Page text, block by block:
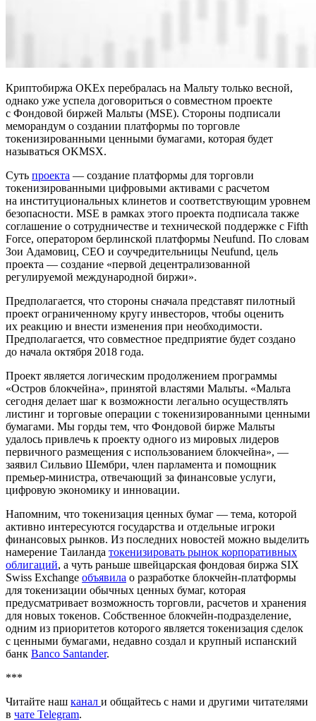
Криптобиржа OKEx перебралась на Мальту только весной,
однако уже успела договориться о совместном проекте
с Фондовой биржей Мальты (MSE). Cтороны подписали
меморандум о создании платформы по торговле
токенизированными ценными бумагами, которая будет
называться OKMSX.
Cуть проекта — создание платформы для торговли
токенизированными цифровыми активами с расчетом
на институциональных клинетов и соответствующим уровнем
безопасности. MSE в рамках этого проекта подписала также
соглашение о сотрудничестве и технической поддержке с Fifth
Force, оператором берлинской платформы Neufund. По словам
Зои Адамовиц, СЕО и соучредительницы Neufund, цель
проекта — создание «первой децентрализованной
регулируемой международной биржи».
Предполагается, что стороны сначала представят пилотный
проект ограниченному кругу инвесторов, чтобы оценить
их реакцию и внести изменения при необходимости.
Предполагается, что совместное предприятие будет создано
до начала октября 2018 года.
Проект является логическим продолжением программы
«Остров блокчейна», принятой властями Мальты. «Мальта
сегодня делает шаг к возможности легально осуществлять
листинг и торговые операции с токенизированными ценными
бумагами. Мы горды тем, что Фондовой бирже Мальты
удалось привлечь к проекту одного из мировых лидеров
первичного размещения с использованием блокчейна», —
заявил Сильвио Шембри, член парламента и помощник
премьер-министра, отвечающий за финансовые услуги,
цифровую экономику и инновации.
Напомним, что токенизация ценных бумаг — тема, которой
активно интересуются государства и отдельные игроки
финансовых рынков. Из последних новостей можно выделить
намерение Таиланда токенизировать рынок корпоративных
облигаций, а чуть раньше швейцарская фондовая биржа SIX
Swiss Exchange объявила о разработке блокчейн-платформы
для токенизации обычных ценных бумаг, которая
предусматривает возможность торговли, расчетов и хранения
для новых токенов. Собственное блокчейн-подразделение,
одним из приоритетов которого является токенизация сделок
с ценными бумагами, недавно создал и крупный испанский
банк Banco Santander.
***
Читайте наш канал и общайтесь с нами и другими читателями
в чате Telegram.